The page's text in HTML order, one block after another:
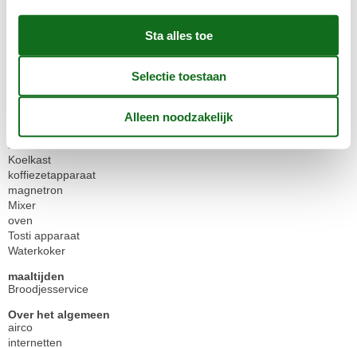
huisdieren
diepvries compartiment
kitchenette/blok
Koelkast
koffiezetapparaat
magnetron
Mixer
oven
Tosti apparaat
Waterkoker
maaltijden
Broodjesservice
Over het algemeen
airco
internetten